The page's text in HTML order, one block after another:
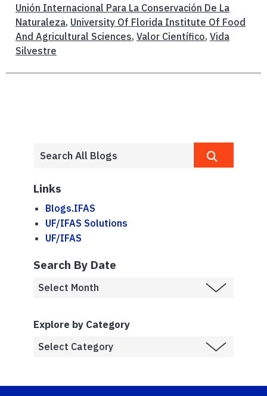
Unión Internacional Para La Conservación De La
Naturaleza, University Of Florida Institute Of Food
And Agricultural Sciences, Valor Científico, Vida
Silvestre
Links
Blogs.IFAS
UF/IFAS Solutions
UF/IFAS
Search By Date
Explore by Category